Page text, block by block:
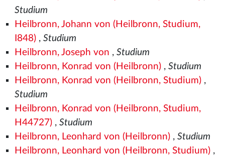
Studium
Heilbronn, Johann von (Heilbronn, Studium,
I848), Studium
Heilbronn, Joseph von , Studium
Heilbronn, Konrad von (Heilbronn), Studium
Heilbronn, Konrad von (Heilbronn, Studium),
Studium
Heilbronn, Konrad von (Heilbronn, Studium,
H44727), Studium
Heilbronn, Leonhard von (Heilbronn), Studium
Heilbronn, Leonhard von (Heilbronn, Studium),